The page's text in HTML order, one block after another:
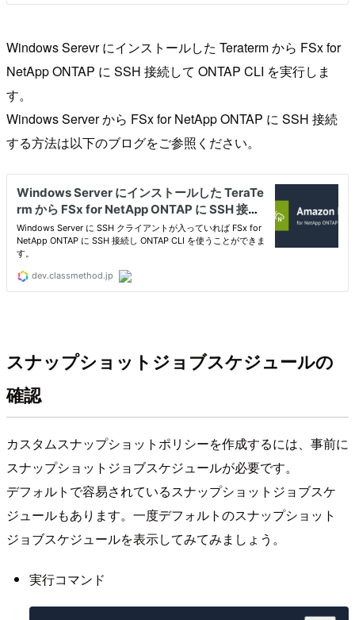
Windows Serevr にインストールした Teraterm から FSx for
NetApp ONTAP に SSH 接続して ONTAP CLI を実行しま
す。
Windows Server から FSx for NetApp ONTAP に SSH 接続
する方法は以下のブログをご参照ください。
スナップショットジョブスケジュールの
確認
カスタムスナップショットポリシーを作成するには、事前に
スナップショットジョブスケジュールが必要です。
デフォルトで容易されているスナップショットジョブスケ
ジュールもあります。一度デフォルトのスナップショット
ジョブスケジュールを表示してみてみましょう。
実行コマンド